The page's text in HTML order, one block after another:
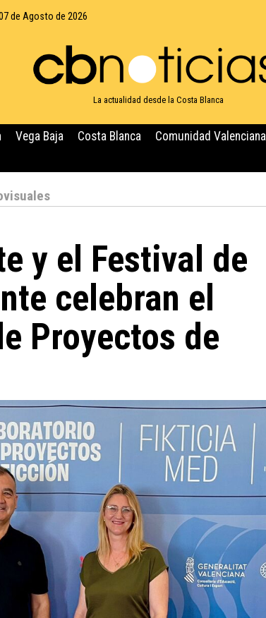
de Agosto de 2026
La actualidad desde la Costa Blanca
Vega Baja Costa Blanca Comunidad Valenciana
y el Festival de
celebran el
Proyectos de